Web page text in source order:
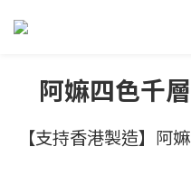
阿嫲四色千
【支持香港製造】阿